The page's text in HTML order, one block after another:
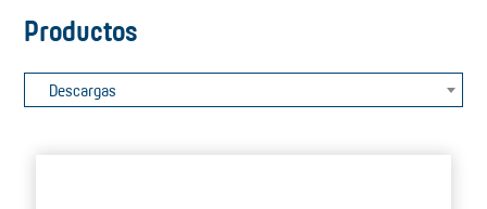
Productos
Descargas